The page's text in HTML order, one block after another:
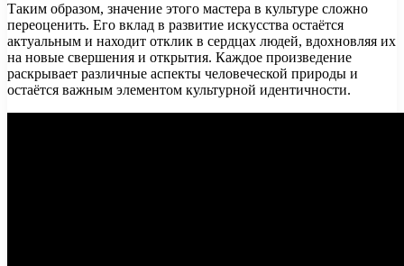
Таким образом, значение этого мастера в культуре сложно
переоценить. Его вклад в развитие искусства остаётся
актуальным и находит отклик в сердцах людей, вдохновляя их
на новые свершения и открытия. Каждое произведение
раскрывает различные аспекты человеческой природы и
остаётся важным элементом культурной идентичности.